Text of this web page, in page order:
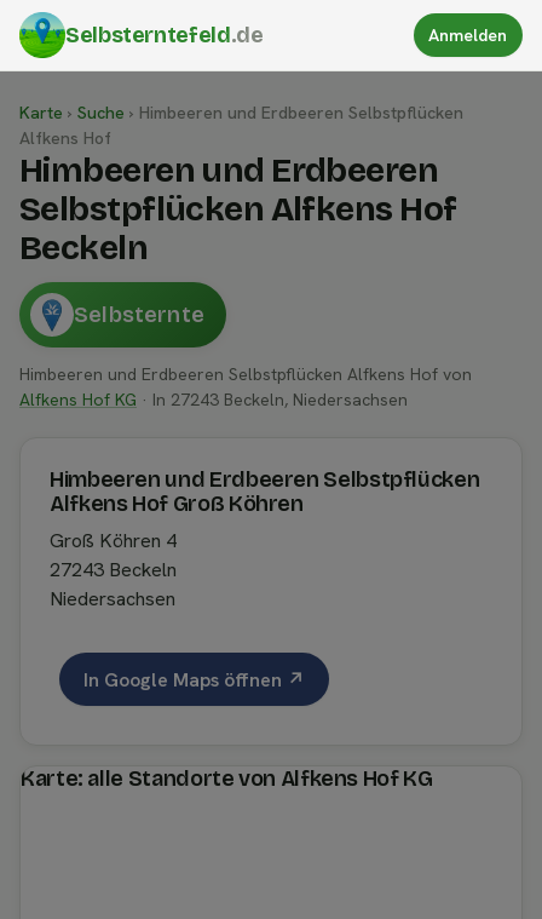
Selbsterntefeld.de Anmelden
Karte › Suche › Himbeeren und Erdbeeren Selbstpflücken
Alfkens Hof
Himbeeren und Erdbeeren
Selbstpflücken Alfkens Hof
Beckeln
Selbsternte
Himbeeren und Erdbeeren Selbstpflücken Alfkens Hof von
Alfkens Hof KG · In 27243 Beckeln, Niedersachsen
Himbeeren und Erdbeeren Selbstpflücken
Alfkens Hof Groß Köhren
Groß Köhren 4
27243 Beckeln
Niedersachsen
In Google Maps öffnen ↗
Karte: alle Standorte von Alfkens Hof KG